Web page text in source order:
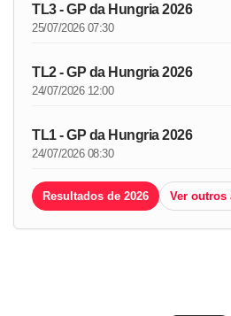
TL3 - GP da Hungria 2026
25/07/2026 07:30
TL2 - GP da Hungria 2026
24/07/2026 12:00
TL1 - GP da Hungria 2026
24/07/2026 08:30
Resultados de 2026 Ver outros